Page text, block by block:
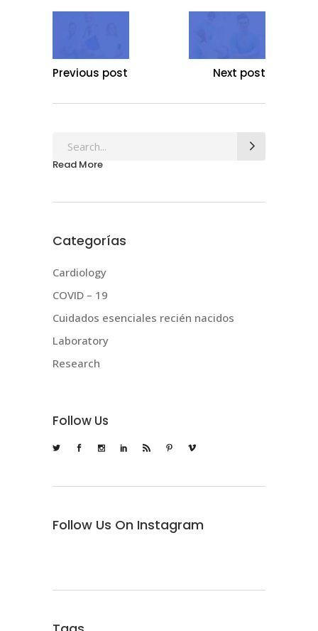
Previous post Next post
Search
for:
Read More
Categorías
Cardiology
COVID – 19
Cuidados esenciales recién nacidos
Laboratory
Research
Follow Us
Follow Us On Instagram